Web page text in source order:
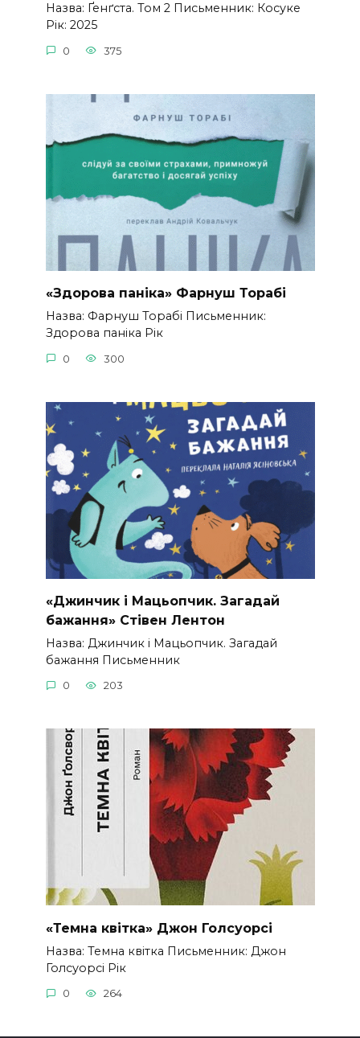
Назва: Ґенґста. Том 2 Письменник: Косуке
Рік: 2025
0 375
«Здорова паніка» Фарнуш Торабі
Назва: Фарнуш Торабі Письменник:
Здорова паніка Рік
0 300
«Джинчик і Мацьопчик. Загадай
бажання» Стівен Лентон
Назва: Джинчик і Мацьопчик. Загадай
бажання Письменник
0 203
«Темна квітка» Джон Голсуорсі
Назва: Темна квітка Письменник: Джон
Голсуорсі Рік
0 264